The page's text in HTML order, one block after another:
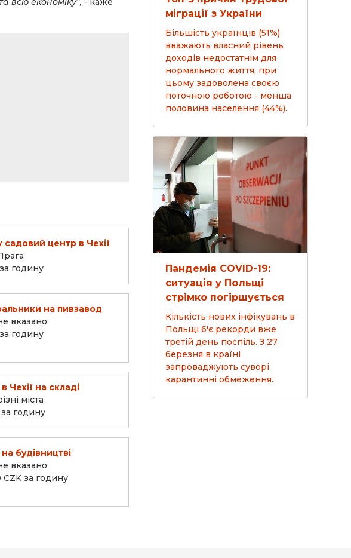
садовий центр в Чехії
годину
на пивзавод
вказано
годину
Чехії на складі
міста
за годину
будівництві
вказано
CZK за годину
міграції з України
Більшість українців (51%)
вважають власний рівень
доходів недостатнім для
нормального життя, при
цьому задоволена своєю
поточною роботою - менша
половина населення (44%).
Пандемія COVID-19:
ситуація у Польщі
стрімко погіршується
Кількість нових інфікувань в
Польщі б'є рекорди вже
третій день поспіль. З 27
березня в країні
запроваджують суворі
карантинні обмеження.